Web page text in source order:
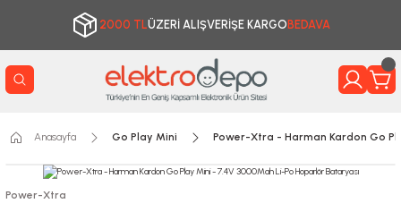
2000 TLÜZERİ ALIŞVERİŞE KARGO BEDAVA
Anasayfa Go Play Mini Power-Xtra - Harman Kardon Go
Power-Xtra